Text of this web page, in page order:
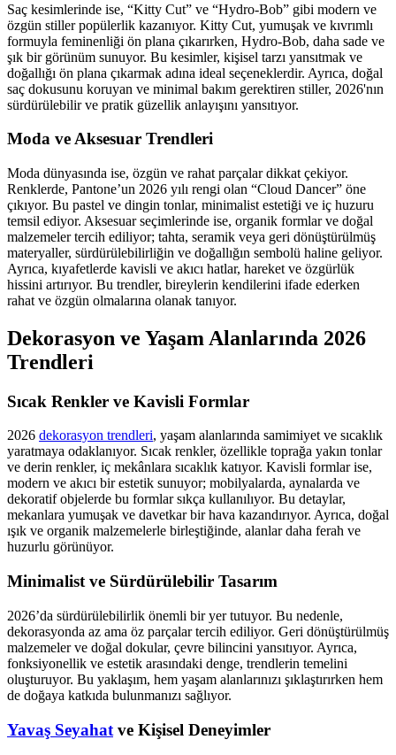
Saç kesimlerinde ise, “Kitty Cut” ve “Hydro-Bob” gibi modern ve
özgün stiller popülerlik kazanıyor. Kitty Cut, yumuşak ve kıvrımlı
formuyla feminenliği ön plana çıkarırken, Hydro-Bob, daha sade ve
şık bir görünüm sunuyor. Bu kesimler, kişisel tarzı yansıtmak ve
doğallığı ön plana çıkarmak adına ideal seçeneklerdir. Ayrıca, doğal
saç dokusunu koruyan ve minimal bakım gerektiren stiller, 2026'nın
sürdürülebilir ve pratik güzellik anlayışını yansıtıyor.
Moda ve Aksesuar Trendleri
Moda dünyasında ise, özgün ve rahat parçalar dikkat çekiyor.
Renklerde, Pantone’un 2026 yılı rengi olan “Cloud Dancer” öne
çıkıyor. Bu pastel ve dingin tonlar, minimalist estetiği ve iç huzuru
temsil ediyor. Aksesuar seçimlerinde ise, organik formlar ve doğal
malzemeler tercih ediliyor; tahta, seramik veya geri dönüştürülmüş
materyaller, sürdürülebilirliğin ve doğallığın sembolü haline geliyor.
Ayrıca, kıyafetlerde kavisli ve akıcı hatlar, hareket ve özgürlük
hissini artırıyor. Bu trendler, bireylerin kendilerini ifade ederken
rahat ve özgün olmalarına olanak tanıyor.
Dekorasyon ve Yaşam Alanlarında 2026
Trendleri
Sıcak Renkler ve Kavisli Formlar
2026 dekorasyon trendleri, yaşam alanlarında samimiyet ve sıcaklık
yaratmaya odaklanıyor. Sıcak renkler, özellikle toprağa yakın tonlar
ve derin renkler, iç mekânlara sıcaklık katıyor. Kavisli formlar ise,
modern ve akıcı bir estetik sunuyor; mobilyalarda, aynalarda ve
dekoratif objelerde bu formlar sıkça kullanılıyor. Bu detaylar,
mekanlara yumuşak ve davetkar bir hava kazandırıyor. Ayrıca, doğal
ışık ve organik malzemelerle birleştiğinde, alanlar daha ferah ve
huzurlu görünüyor.
Minimalist ve Sürdürülebilir Tasarım
2026’da sürdürülebilirlik önemli bir yer tutuyor. Bu nedenle,
dekorasyonda az ama öz parçalar tercih ediliyor. Geri dönüştürülmüş
malzemeler ve doğal dokular, çevre bilincini yansıtıyor. Ayrıca,
fonksiyonellik ve estetik arasındaki denge, trendlerin temelini
oluşturuyor. Bu yaklaşım, hem yaşam alanlarınızı şıklaştırırken hem
de doğaya katkıda bulunmanızı sağlıyor.
Yavaş Seyahat ve Kişisel Deneyimler